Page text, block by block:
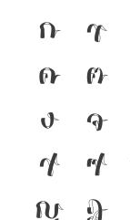
ก ข
ค ฅ
ง จ
ช ซ
ญ ฎ